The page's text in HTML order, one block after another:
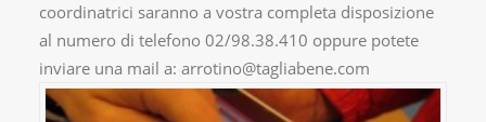
coordinatrici saranno a vostra completa disposizione
al numero di telefono 02/98.38.410 oppure potete
inviare una mail a: arrotino@tagliabene.com